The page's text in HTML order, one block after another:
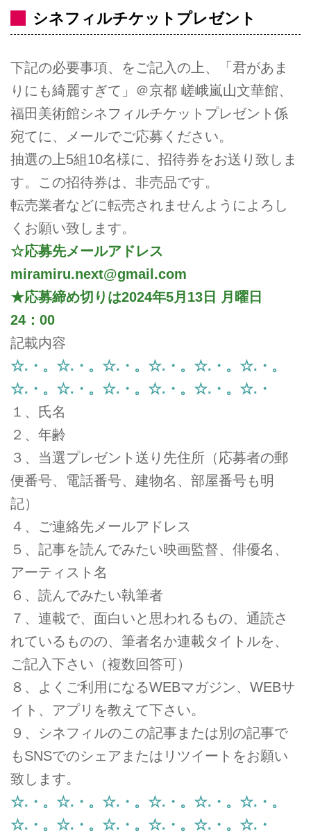
とえ美術に詳しくない方が見て
も、感動を与えられるような」作
近代にかけての、主要な日本画家
の作品で構成されるコレクション
約1500点を有し、注目すべき初
公開のものや、幻の作品を多数ラ
インアップしています。
シネフィルチケットプレゼント
下記の必要事項、をご記入の上、「君があま
りにも綺麗すぎて」＠京都 嵯峨嵐山文華館、
福田美術館シネフィルチケットプレゼント係
宛てに、メールでご応募ください。
抽選の上5組10名様に、招待券をお送り致しま
す。この招待券は、非売品です。
転売業者などに転売されませんようによろし
くお願い致します。
☆応募先メールアドレス
miramiru.next@gmail.com
★応募締め切りは2024年5月13日 月曜日
24：00
記載内容
☆.・。☆.・。☆.・。☆.・。☆.・。☆.・。
☆.・。☆.・。☆.・。☆.・。☆.・。☆.・
１、氏名
２、年齢
３、当選プレゼント送り先住所（応募者の郵
便番号、電話番号、建物名、部屋番号も明
記）
４、ご連絡先メールアドレス
５、記事を読んでみたい映画監督、俳優名、
アーティスト名
６、読んでみたい執筆者
７、連載で、面白いと思われるもの、通読さ
れているものの、筆者名か連載タイトルを、
ご記入下さい（複数回答可）
８、よくご利用になるWEBマガジン、WEBサ
イト、アプリを教えて下さい。
９、シネフィルのこの記事または別の記事で
もSNSでのシェアまたはリツイートをお願い
致します。
☆.・。☆.・。☆.・。☆.・。☆.・。☆.・。
☆.・。☆.・。☆.・。☆.・。☆.・。☆.・